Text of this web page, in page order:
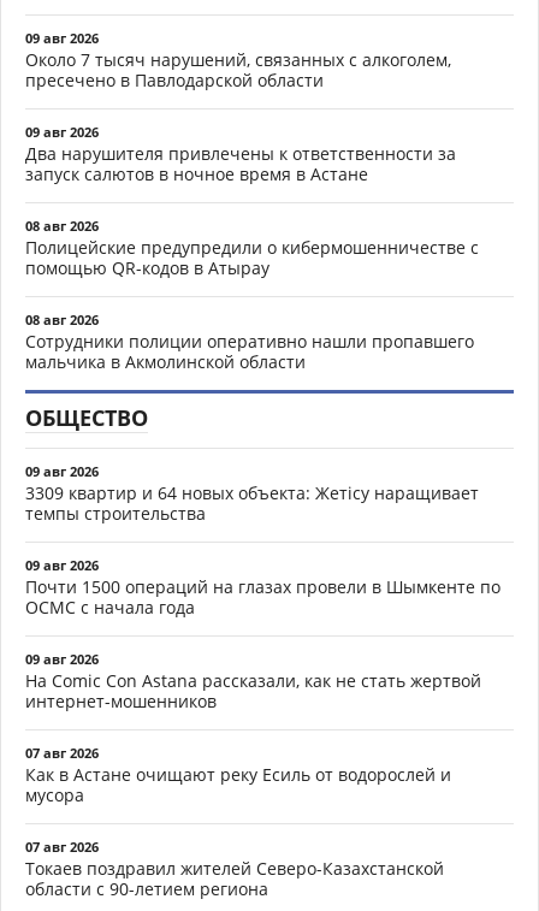
09 авг 2026
Около 7 тысяч нарушений, связанных с алкоголем,
пресечено в Павлодарской области
09 авг 2026
Два нарушителя привлечены к ответственности за
запуск салютов в ночное время в Астане
08 авг 2026
Полицейские предупредили о кибермошенничестве с
помощью QR-кодов в Атырау
08 авг 2026
Сотрудники полиции оперативно нашли пропавшего
мальчика в Акмолинской области
ОБЩЕСТВО
09 авг 2026
3309 квартир и 64 новых объекта: Жетісу наращивает
темпы строительства
09 авг 2026
Почти 1500 операций на глазах провели в Шымкенте по
ОСМС с начала года
09 авг 2026
На Comic Con Astana рассказали, как не стать жертвой
интернет-мошенников
07 авг 2026
Как в Астане очищают реку Есиль от водорослей и
мусора
07 авг 2026
Токаев поздравил жителей Северо-Казахстанской
области с 90-летием региона